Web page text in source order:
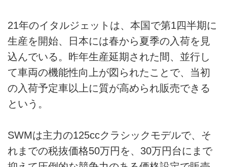
21年のイタルジェットは、本国で第1四半期に
生産を開始、日本には春から夏季の入荷を見
込んでいる。昨年生産延期された間、並行し
て車両の機能性向上が図られたことで、当初
の入荷予定車以上に質が高められ販売できる
という。
SWMは主力の125ccクラシックモデルで、そ
れまでの税抜価格50万円を、30万円台にまで